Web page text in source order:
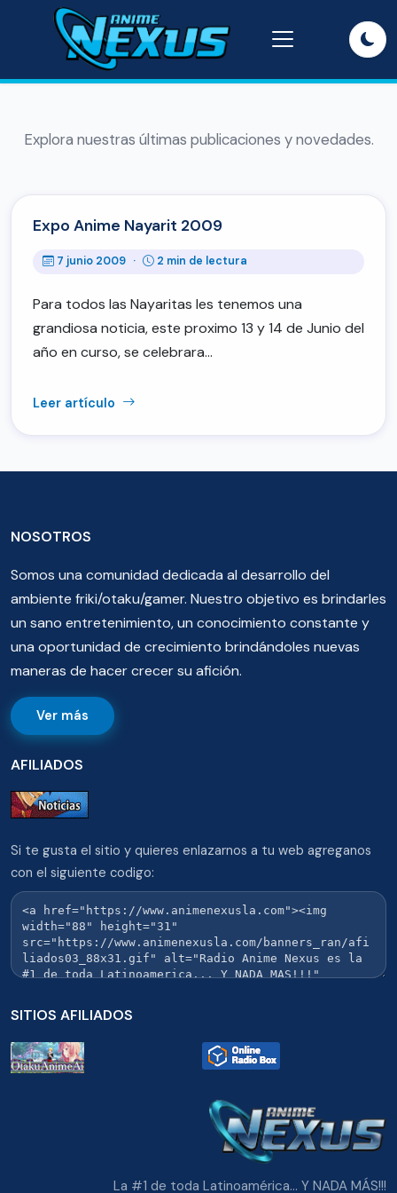
Explora nuestras últimas publicaciones y novedades.
Expo Anime Nayarit 2009
7 junio 2009 · 2 min de lectura
Para todos las Nayaritas les tenemos una
grandiosa noticia, este proximo 13 y 14 de Junio del
año en curso, se celebrara…
Leer artículo
NOSOTROS
Somos una comunidad dedicada al desarrollo del
ambiente friki/otaku/gamer. Nuestro objetivo es brindarles
un sano entretenimiento, un conocimiento constante y
una oportunidad de crecimiento brindándoles nuevas
maneras de hacer crecer su afición.
Ver más
AFILIADOS
Si te gusta el sitio y quieres enlazarnos a tu web agreganos
con el siguiente codigo:
SITIOS AFILIADOS
La #1 de toda Latinoamérica... Y NADA MÁS!!!